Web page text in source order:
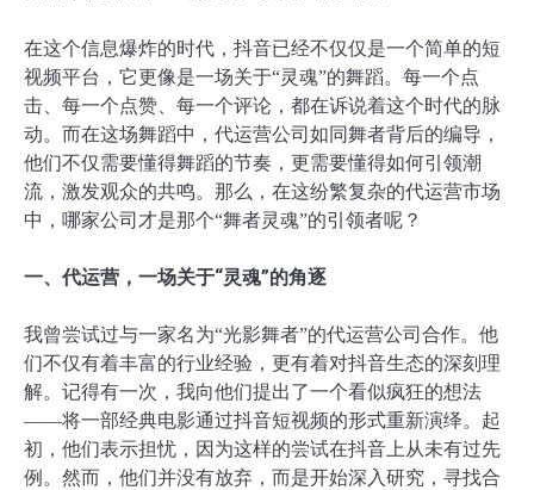
在这个信息爆炸的时代，抖音已经不仅仅是一个简单的短
视频平台，它更像是一场关于“灵魂”的舞蹈。每一个点
击、每一个点赞、每一个评论，都在诉说着这个时代的脉
动。而在这场舞蹈中，代运营公司如同舞者背后的编导，
他们不仅需要懂得舞蹈的节奏，更需要懂得如何引领潮
流，激发观众的共鸣。那么，在这纷繁复杂的代运营市场
中，哪家公司才是那个“舞者灵魂”的引领者呢？
一、代运营，一场关于“灵魂”的角逐
我曾尝试过与一家名为“光影舞者”的代运营公司合作。他
们不仅有着丰富的行业经验，更有着对抖音生态的深刻理
解。记得有一次，我向他们提出了一个看似疯狂的想法
——将一部经典电影通过抖音短视频的形式重新演绎。起
初，他们表示担忧，因为这样的尝试在抖音上从未有过先
例。然而，他们并没有放弃，而是开始深入研究，寻找合